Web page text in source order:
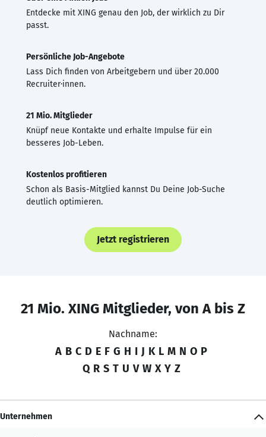
Entdecke mit XING genau den Job, der wirklich zu Dir
passt.
Persönliche Job-Angebote
Lass Dich finden von Arbeitgebern und über 20.000
Recruiter·innen.
21 Mio. Mitglieder
Knüpf neue Kontakte und erhalte Impulse für ein
besseres Job-Leben.
Kostenlos profitieren
Schon als Basis-Mitglied kannst Du Deine Job-Suche
deutlich optimieren.
Jetzt registrieren
21 Mio. XING Mitglieder, von A bis Z
Nachname:
A B C D E F G H I J K L M N O P
Q R S T U V W X Y Z
Unternehmen